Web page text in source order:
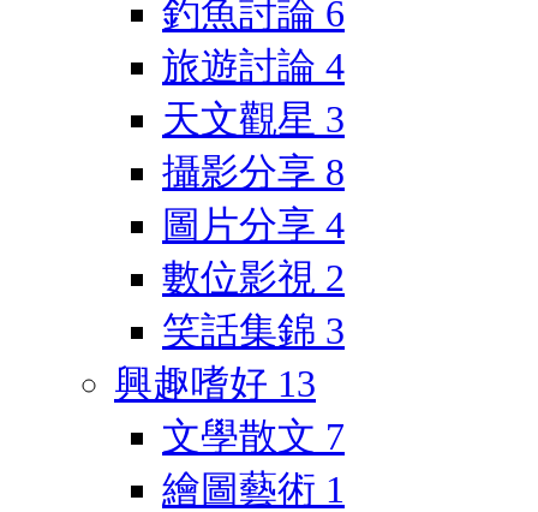
釣魚討論 6
旅遊討論 4
天文觀星 3
攝影分享 8
圖片分享 4
數位影視 2
笑話集錦 3
興趣嗜好 13
文學散文 7
繪圖藝術 1